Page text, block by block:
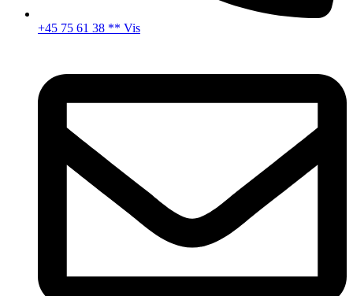
+45 75 61 38 ** Vis